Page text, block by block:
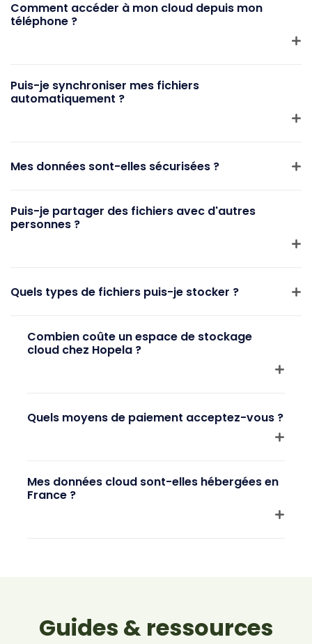
Comment accéder à mon cloud depuis mon
téléphone ?
Puis-je synchroniser mes fichiers
automatiquement ?
Mes données sont-elles sécurisées ?
Puis-je partager des fichiers avec d'autres
personnes ?
Quels types de fichiers puis-je stocker ?
Combien coûte un espace de stockage
cloud chez Hopela ?
Quels moyens de paiement acceptez-vous ?
Mes données cloud sont-elles hébergées en
France ?
Guides & ressources